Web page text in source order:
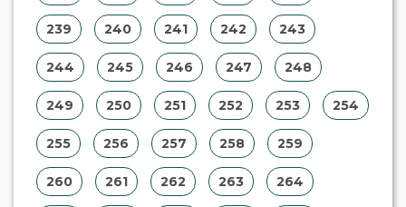
239 240 241 242 243
244 245 246 247 248
249 250 251 252 253 254
255 256 257 258 259
260 261 262 263 264